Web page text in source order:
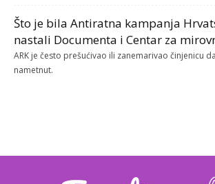
Što je bila Antiratna kampanja
nastali Documenta i Centar za
ARK je često prešućivao ili zanemarivao činjenicu
nametnut.